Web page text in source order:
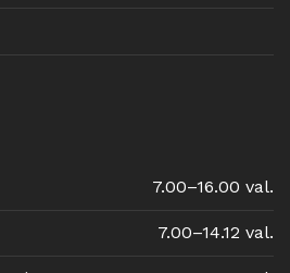
7.00–16.00 val.
7.00–14.12 val.